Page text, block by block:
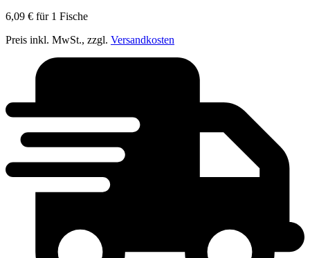
6,09 € für 1 Fische
Preis inkl. MwSt., zzgl. Versandkosten